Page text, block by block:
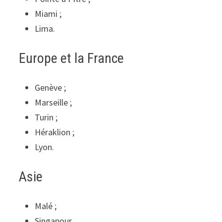
Miami ;
Lima.
Europe et la France
Genève ;
Marseille ;
Turin ;
Héraklion ;
Lyon.
Asie
Malé ;